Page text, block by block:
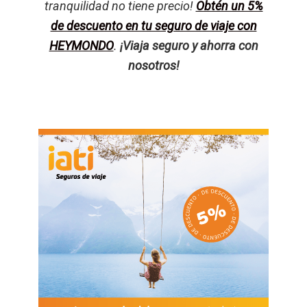
tranquilidad no tiene precio! Obtén un 5%
de descuento en tu seguro de viaje con
HEYMONDO. ¡Viaja seguro y ahorra con
nosotros!